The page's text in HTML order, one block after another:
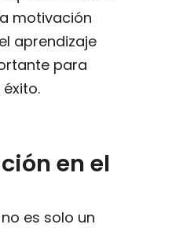
motivación
aprendizaje
para
en el
es solo un